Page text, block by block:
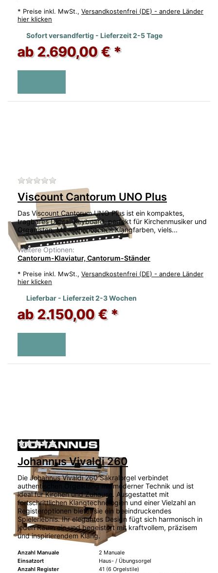
* Preise inkl. MwSt., Versandkostenfrei (DE) - andere Länder
hier klicken
Sofort versandfertig - Lieferzeit 2-5 Tage
ab 2.690,00 € *
Viscount Cantorum UNO Plus
Das Viscount Cantorum UNO Plus ist ein kompaktes,
tragbares Digital-Keyboard, perfekt für Kirchenmusiker und
Organisten. Mit authentischen Klangfarben, viels...
Weitere Optionen:
Cantorum-Klaviatur, Cantorum-Ständer
* Preise inkl. MwSt., Versandkostenfrei (DE) - andere Länder
hier klicken
Lieferbar - Lieferzeit 2-3 Wochen
ab 2.150,00 € *
Zu diesem Produkt liegen noch keine
Johannus Vivaldi 260
Die Johannus Vivaldi 260 Sakralorgel verbindet
authentischen Orgelklang mit moderner Technik und ist
ideal für Kirchen und Zuhause. Ausgestattet mit
fortschrittlichen Klangtechnologien und einer Vielzahl an
Registeroptionen bietet sie ein beeindruckendes
Spielerlebnis. Ihr elegantes Design fügt sich harmonisch in
jeden Raum ein und begeistert mit kraftvollem, präzisem
und inspirierendem Klang.
Anzahl Manuale
2 Manuale
Einsatzort
Haus- / Übungsorgel
Anzahl Register
41 (6 Orgelstile)